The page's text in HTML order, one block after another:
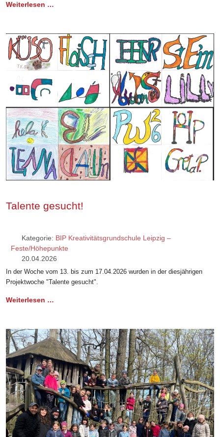
Weiterlesen …
Talente gesucht!
Kategorie: BIP Kreativitätsgrundschule Leipzig –
Feste/Höhepunkte
20.04.2026
In der Woche vom 13. bis zum 17.04.2026 wurden in der diesjährigen
Projektwoche "Talente gesucht".
Weiterlesen …